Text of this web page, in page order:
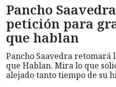
Pancho
petición para
que hablan
Pancho Saavedra retomará
que Hablan. Mira lo que
alejado tanto tiempo de su